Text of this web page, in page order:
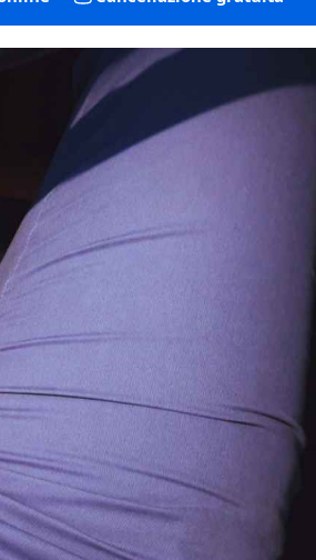
percorso e sulle soste